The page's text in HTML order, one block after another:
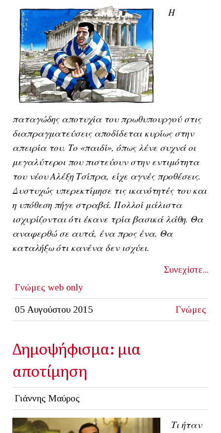
Η
παταγώδης αποτυχία του πρωθυπουργού στις
διαπραγματεύσεις αποδίδεται κυρίως στην
απειρία του. Το «παιδί», όπως λένε συχνά οι
μεγαλύτεροι που πιστεύουν στην εντιμότητα
του νέου Αλέξη Τσίπρα, είχε αγνές προθέσεις.
Δυστυχώς υπερεκτίμησε τις ικανότητές του και
η υπόθεση πήγε στραβά. Πολλοί μάλιστα
ισχυρίζονται ότι έκανε τρία βασικά λάθη. Θα
αναφερθώ σε αυτά, ένα προς ένα. Θα
καταλήξω ότι κανένα δεν ισχύει.
Συνεχίστε...
Γνώμες web only
05 Αυγούστου 2015 Γνώμες
Δημοψήφισμα: μια
αποτίμηση
Γιάννης Μαύρος
Τι ήταν